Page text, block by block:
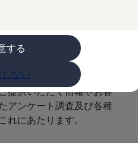
する
しない
を10万円補助
5年間の安心サポートが無償
乗り換えを10万円補助
バサダープログラム
ービス
ルサービス
ゲン自動車保険プラス
報を個人情報といいま
せることで特定の個人が
といたします。ウェブサ
提供いただく情報やお客
アンケート調査及び各種
れにあたります。